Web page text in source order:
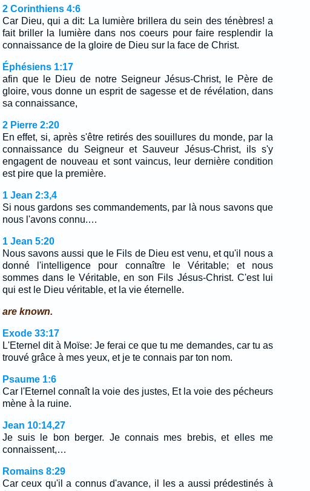
2 Corinthiens 4:6
Car Dieu, qui a dit: La lumière brillera du sein des ténèbres! a
fait briller la lumière dans nos coeurs pour faire resplendir la
connaissance de la gloire de Dieu sur la face de Christ.
Éphésiens 1:17
afin que le Dieu de notre Seigneur Jésus-Christ, le Père de
gloire, vous donne un esprit de sagesse et de révélation, dans
sa connaissance,
2 Pierre 2:20
En effet, si, après s'être retirés des souillures du monde, par la
connaissance du Seigneur et Sauveur Jésus-Christ, ils s'y
engagent de nouveau et sont vaincus, leur dernière condition
est pire que la première.
1 Jean 2:3,4
Si nous gardons ses commandements, par là nous savons que
nous l'avons connu.…
1 Jean 5:20
Nous savons aussi que le Fils de Dieu est venu, et qu'il nous a
donné l'intelligence pour connaître le Véritable; et nous
sommes dans le Véritable, en son Fils Jésus-Christ. C'est lui
qui est le Dieu véritable, et la vie éternelle.
are known.
Exode 33:17
L'Eternel dit à Moïse: Je ferai ce que tu me demandes, car tu as
trouvé grâce à mes yeux, et je te connais par ton nom.
Psaume 1:6
Car l'Eternel connaît la voie des justes, Et la voie des pécheurs
mène à la ruine.
Jean 10:14,27
Je suis le bon berger. Je connais mes brebis, et elles me
connaissent,…
Romains 8:29
Car ceux qu'il a connus d'avance, il les a aussi prédestinés à